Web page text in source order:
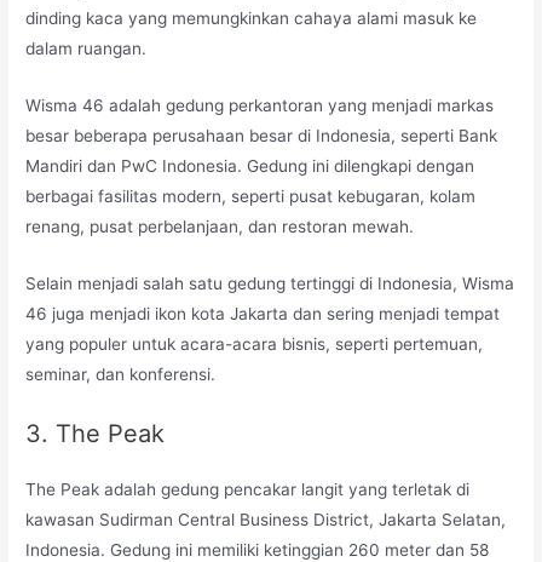
dinding kaca yang memungkinkan cahaya alami masuk ke
dalam ruangan.
Wisma 46 adalah gedung perkantoran yang menjadi markas
besar beberapa perusahaan besar di Indonesia, seperti Bank
Mandiri dan PwC Indonesia. Gedung ini dilengkapi dengan
berbagai fasilitas modern, seperti pusat kebugaran, kolam
renang, pusat perbelanjaan, dan restoran mewah.
Selain menjadi salah satu gedung tertinggi di Indonesia, Wisma
46 juga menjadi ikon kota Jakarta dan sering menjadi tempat
yang populer untuk acara-acara bisnis, seperti pertemuan,
seminar, dan konferensi.
3. The Peak
The Peak adalah gedung pencakar langit yang terletak di
kawasan Sudirman Central Business District, Jakarta Selatan,
Indonesia. Gedung ini memiliki ketinggian 260 meter dan 58